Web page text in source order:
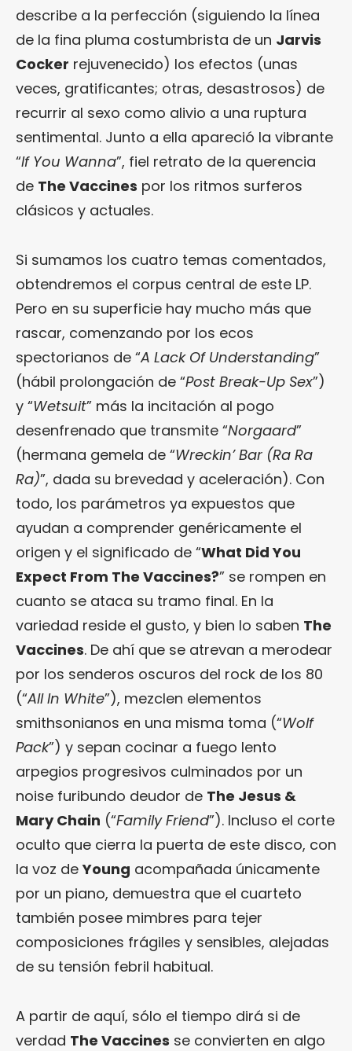
describe a la perfección (siguiendo la línea
de la fina pluma costumbrista de un Jarvis
Cocker rejuvenecido) los efectos (unas
veces, gratificantes; otras, desastrosos) de
recurrir al sexo como alivio a una ruptura
sentimental. Junto a ella apareció la vibrante
“If You Wanna”, fiel retrato de la querencia
de The Vaccines por los ritmos surferos
clásicos y actuales.
Si sumamos los cuatro temas comentados,
obtendremos el corpus central de este LP.
Pero en su superficie hay mucho más que
rascar, comenzando por los ecos
spectorianos de “A Lack Of Understanding”
(hábil prolongación de “Post Break-Up Sex”)
y “Wetsuit” más la incitación al pogo
desenfrenado que transmite “Norgaard”
(hermana gemela de “Wreckin’ Bar (Ra Ra
Ra)”, dada su brevedad y aceleración). Con
todo, los parámetros ya expuestos que
ayudan a comprender genéricamente el
origen y el significado de “What Did You
Expect From The Vaccines?” se rompen en
cuanto se ataca su tramo final. En la
variedad reside el gusto, y bien lo saben The
Vaccines. De ahí que se atrevan a merodear
por los senderos oscuros del rock de los 80
(“All In White”), mezclen elementos
smithsonianos en una misma toma (“Wolf
Pack”) y sepan cocinar a fuego lento
arpegios progresivos culminados por un
noise furibundo deudor de The Jesus &
Mary Chain (“Family Friend”). Incluso el corte
oculto que cierra la puerta de este disco, con
la voz deYoung acompañada únicamente
por un piano, demuestra que el cuarteto
también posee mimbres para tejer
composiciones frágiles y sensibles, alejadas
de su tensión febril habitual.
A partir de aquí, sólo el tiempo dirá si de
verdad The Vaccines se convierten en algo